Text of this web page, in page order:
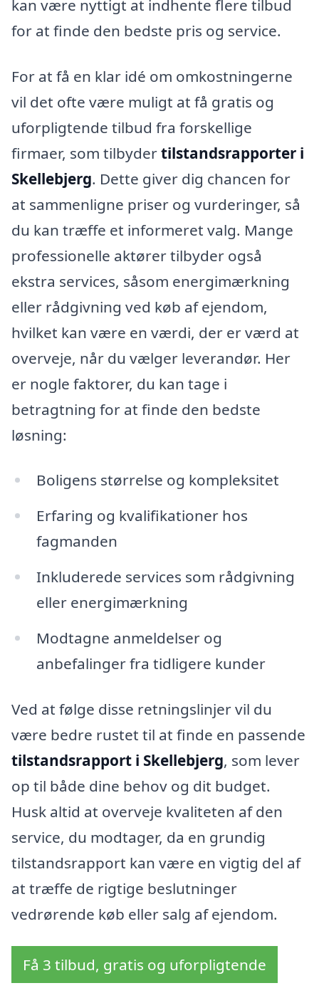
kan være nyttigt at indhente flere tilbud
for at finde den bedste pris og service.
For at få en klar idé om omkostningerne
vil det ofte være muligt at få gratis og
uforpligtende tilbud fra forskellige
firmaer, som tilbydertilstandsrapporter i
Skellebjerg. Dette giver dig chancen for
at sammenligne priser og vurderinger, så
du kan træffe et informeret valg. Mange
professionelle aktører tilbyder også
ekstra services, såsom energimærkning
eller rådgivning ved køb af ejendom,
hvilket kan være en værdi, der er værd at
overveje, når du vælger leverandør. Her
er nogle faktorer, du kan tage i
betragtning for at finde den bedste
løsning:
Boligens størrelse og kompleksitet
Erfaring og kvalifikationer hos
fagmanden
Inkluderede services som rådgivning
eller energimærkning
Modtagne anmeldelser og
anbefalinger fra tidligere kunder
Ved at følge disse retningslinjer vil du
være bedre rustet til at finde en passende
tilstandsrapport i Skellebjerg, som lever
op til både dine behov og dit budget.
Husk altid at overveje kvaliteten af den
service, du modtager, da en grundig
tilstandsrapport kan være en vigtig del af
at træffe de rigtige beslutninger
vedrørende køb eller salg af ejendom.
Få 3 tilbud, gratis og uforpligtende